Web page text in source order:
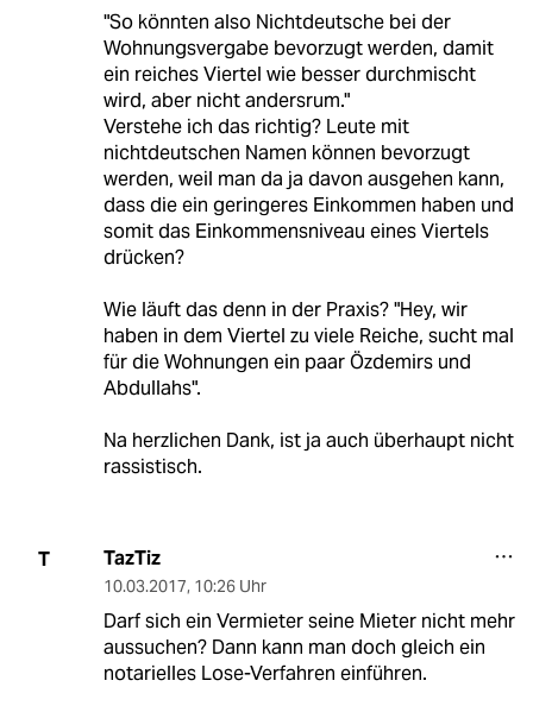
"So könnten also Nichtdeutsche bei der
Wohnungsvergabe bevorzugt werden, damit
ein reiches Viertel wie besser durchmischt
wird, aber nicht andersrum."
Verstehe ich das richtig? Leute mit
nichtdeutschen Namen können bevorzugt
werden, weil man da ja davon ausgehen kann,
dass die ein geringeres Einkommen haben und
somit das Einkommensniveau eines Viertels
drücken?
Wie läuft das denn in der Praxis? "Hey, wir
haben in dem Viertel zu viele Reiche, sucht mal
für die Wohnungen ein paar Özdemirs und
Abdullahs".
Na herzlichen Dank, ist ja auch überhaupt nicht
rassistisch.
T TazTiz
10.03.2017, 10:26 Uhr
Darf sich ein Vermieter seine Mieter nicht mehr
aussuchen? Dann kann man doch gleich ein
notarielles Lose-Verfahren einführen.